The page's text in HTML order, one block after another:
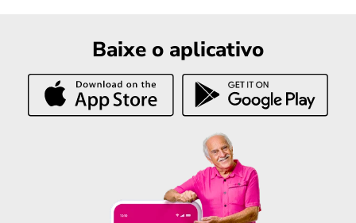
Baixe o aplicativo